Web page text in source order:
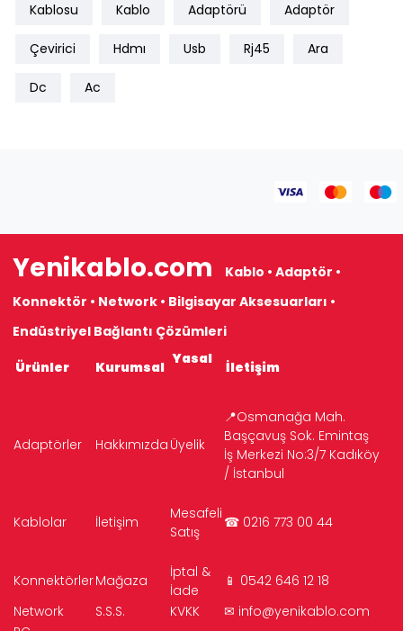
Kablosu Kablo Adaptörü Adaptör
Çevirici Hdmı Usb Rj45 Ara
Dc Ac
Yenikablo.com
Kablo • Adaptör •
Konnektör • Network • Bilgisayar Aksesuarları •
Endüstriyel Bağlantı Çözümleri
Ürünler
Kurumsal Yasal İletişim
Adaptörler Hakkımızda Üyelik
📍Osmanağa Mah.
Başçavuş Sok. Emintaş
İş Merkezi No:3/7 Kadıköy
/ İstanbul
Kablolar İletişim
Mesafeli
Satış
☎ 0216 773 00 44
KonnektörlerMağaza
İptal &
İade
📱 0542 646 12 18
Network
S.S.S. KVKK ✉ info@yenikablo.com